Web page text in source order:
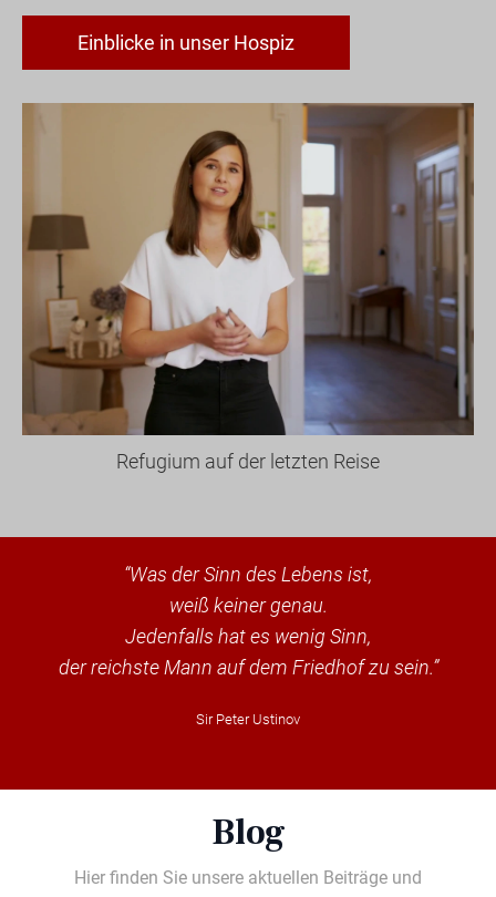
Einblicke in unser Hospiz
Refugium auf der letzten Reise
“Was der Sinn des Lebens ist,
weiß keiner genau.
Jedenfalls hat es wenig Sinn,
der reichste Mann auf dem Friedhof zu sein.”
Sir Peter Ustinov
Blog
Hier finden Sie unsere aktuellen Beiträge und